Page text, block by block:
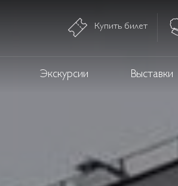
Купить билет
Экскурсии Выставки